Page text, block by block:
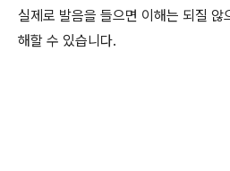
실제로 발음을 들으면 이해는 되질 않
해할 수 있습니다.